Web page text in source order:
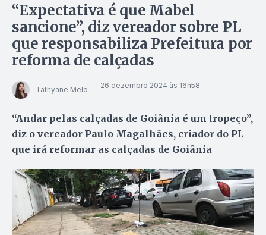
“Expectativa é que Mabel
sancione”, diz vereador sobre PL
que responsabiliza Prefeitura por
reforma de calçadas
Tathyane Melo 26 dezembro 2024 às 16h58
“Andar pelas calçadas de Goiânia é um tropeço”,
diz o vereador Paulo Magalhães, criador do PL
que irá reformar as calçadas de Goiânia